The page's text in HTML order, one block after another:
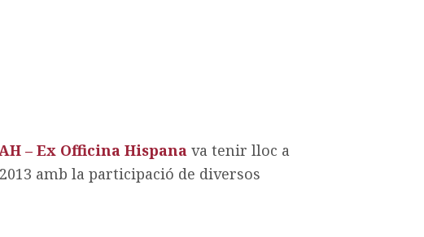
– Ex Officina Hispana va tenir lloc a
amb la participació de diversos